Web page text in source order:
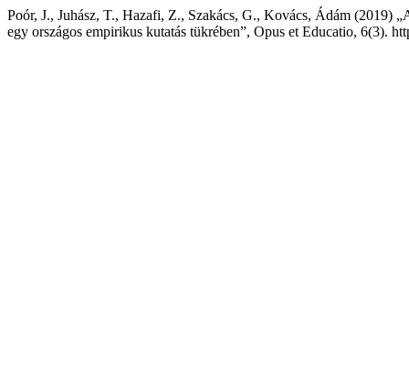
Poór, J., Juhász, T., Hazafi, Z., Szakács, G., Kovács, Ádám (2019)
egy országos empirikus kutatás tükrében”, Opus et Educatio, 6(3).